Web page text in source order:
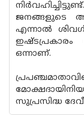
ജനങ്ങളുടെ
എന്നാൽ
ഒന്നാണ്.
സുപ്രസിദ്ധ